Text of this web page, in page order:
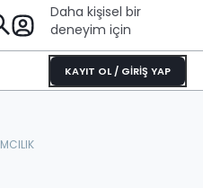
Daha kişisel bir
deneyim için
KAYIT OL / GİRİŞ YAP